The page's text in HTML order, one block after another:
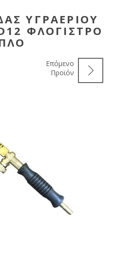
ΥΓΡΑΕΡΊΟΥ
ΦΛΌΓΙΣΤΡΟ
Επόμενο
Προϊόν